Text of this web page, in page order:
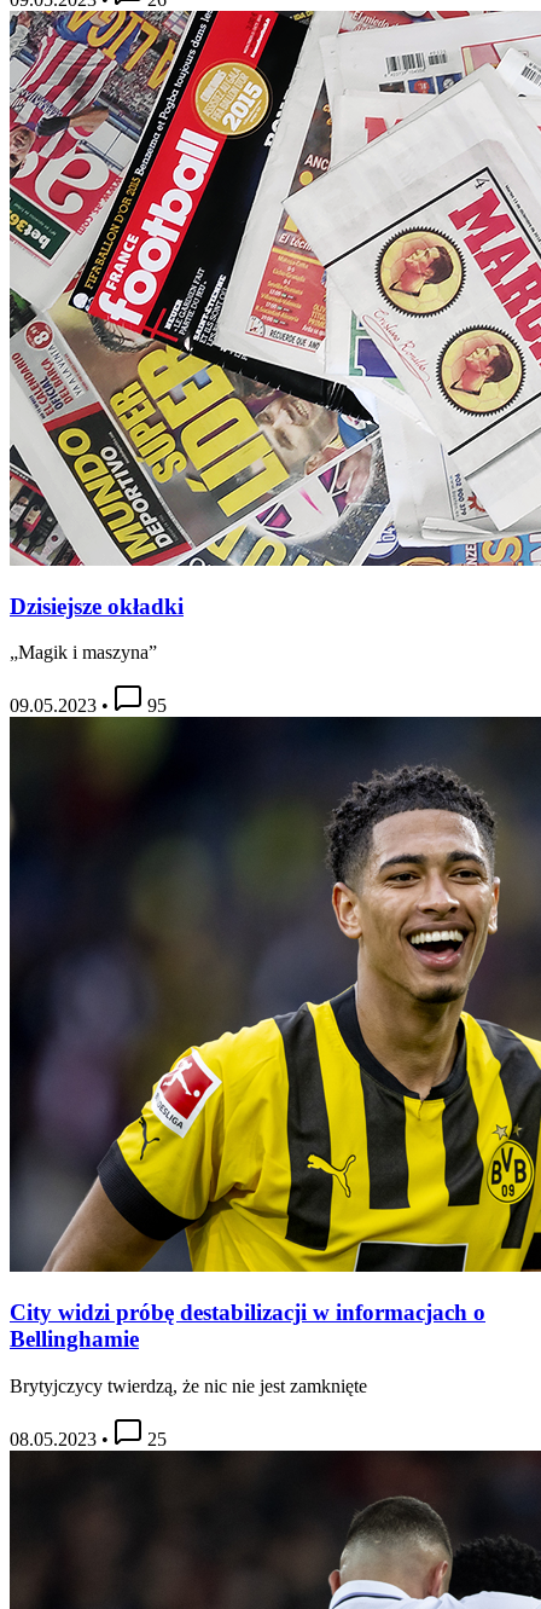
Dzisiejsze okładki
„Magik i maszyna”
09.05.2023 • 95
City widzi próbę destabilizacji w informacjach o
Bellinghamie
Brytyjczycy twierdzą, że nic nie jest zamknięte
08.05.2023 • 25